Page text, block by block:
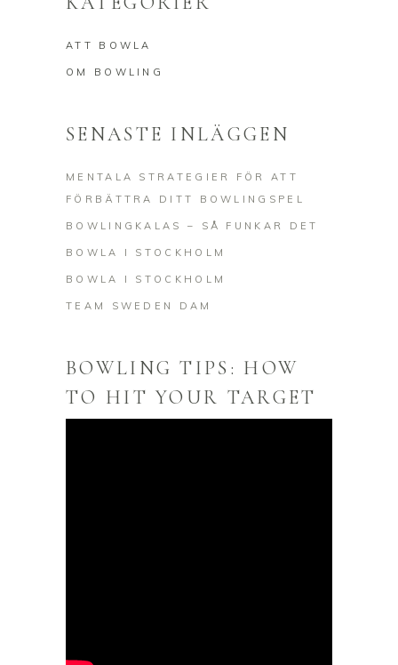
ATT BOWLA
OM BOWLING
SENASTE INLÄGGEN
MENTALA STRATEGIER FÖR ATT
FÖRBÄTTRA DITT BOWLINGSPEL
BOWLINGKALAS – SÅ FUNKAR DET
BOWLA I STOCKHOLM
BOWLA I STOCKHOLM
TEAM SWEDEN DAM
BOWLING TIPS: HOW
TO HIT YOUR TARGET